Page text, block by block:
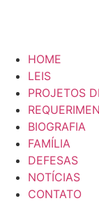
HOME
LEIS
PROJETOS
BIOGRAFIA
FAMÍLIA
DEFESAS
NOTÍCIAS
CONTATO